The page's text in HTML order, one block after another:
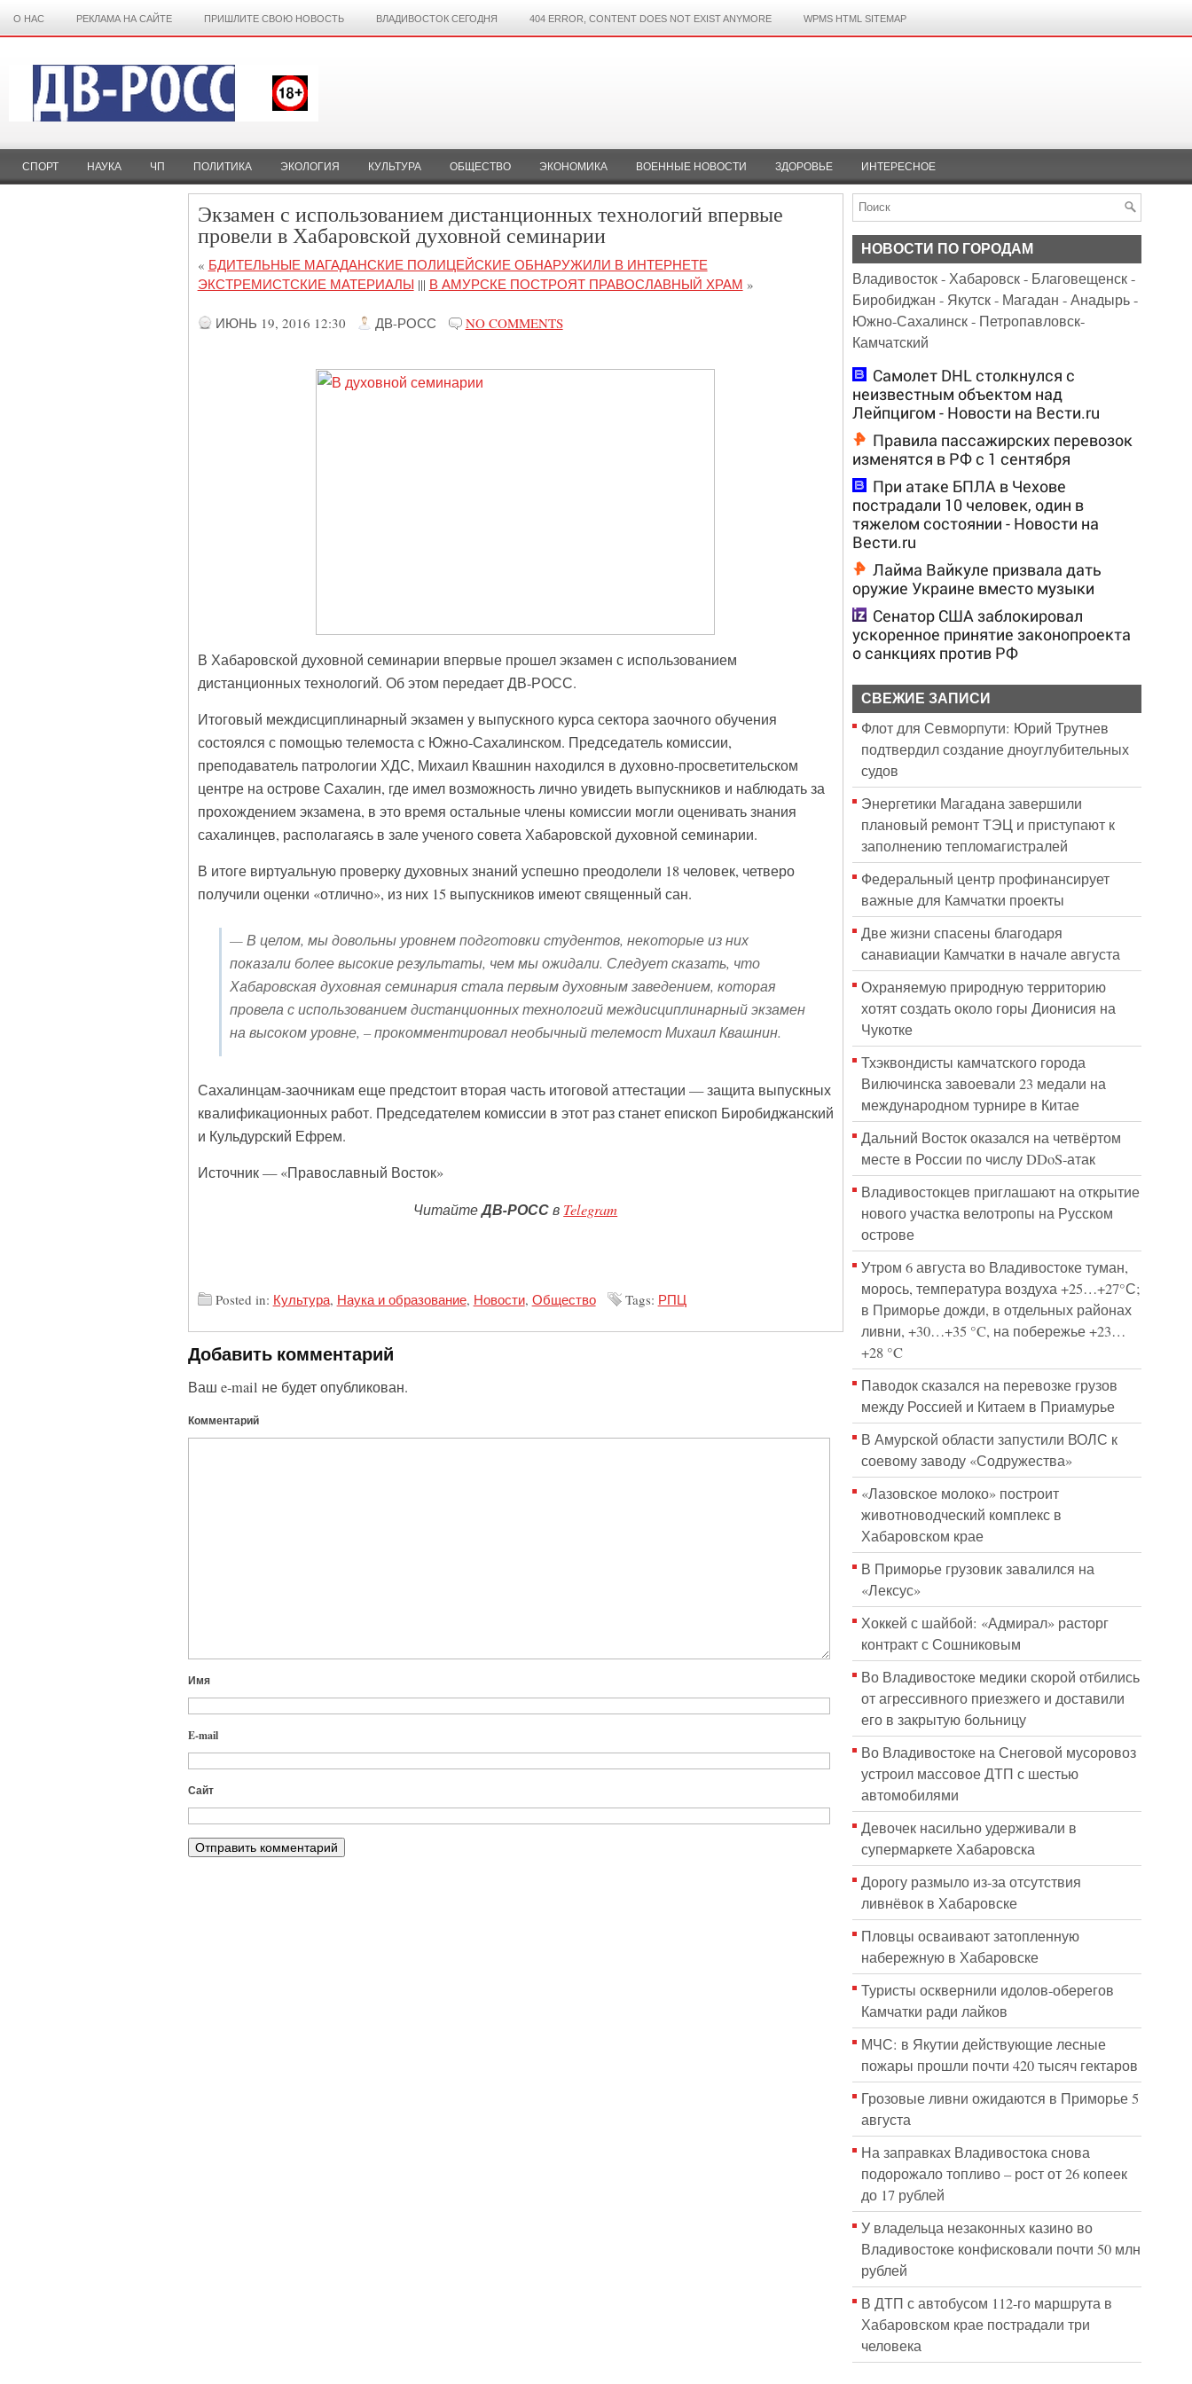
О НАС РЕКЛАМА НА САЙТЕ ПРИШЛИТЕ СВОЮ НОВОСТЬ ВЛАДИВОСТОК СЕГОДНЯ 404 ERROR, CONTENT DOES NOT EXIST ANYMORE WPMS HTML SITEMAP
СПОРТ НАУКА ЧП ПОЛИТИКА ЭКОЛОГИЯ КУЛЬТУРА ОБЩЕСТВО ЭКОНОМИКА ВОЕННЫЕ НОВОСТИ ЗДОРОВЬЕ ИНТЕРЕСНОЕ
Экзамен с использованием дистанционных технологий впервые
провели в Хабаровской духовной семинарии
« БДИТЕЛЬНЫЕ МАГАДАНСКИЕ ПОЛИЦЕЙСКИЕ ОБНАРУЖИЛИ В ИНТЕРНЕТЕ
ЭКСТРЕМИСТСКИЕ МАТЕРИАЛЫ ||| В АМУРСКЕ ПОСТРОЯТ ПРАВОСЛАВНЫЙ ХРАМ »
ИЮНЬ 19, 2016 12:30 ДВ-РОСС NO COMMENTS
В Хабаровской духовной семинарии впервые прошел экзамен с использованием
дистанционных технологий. Об этом передает ДВ-РОСС.
Итоговый междисциплинарный экзамен у выпускного курса сектора заочного обучения
состоялся с помощью телемоста с Южно-Сахалинском. Председатель комиссии,
преподаватель патрологии ХДС, Михаил Квашнин находился в духовно-просветительском
центре на острове Сахалин, где имел возможность лично увидеть выпускников и наблюдать за
прохождением экзамена, в это время остальные члены комиссии могли оценивать знания
сахалинцев, располагаясь в зале ученого совета Хабаровской духовной семинарии.
В итоге виртуальную проверку духовных знаний успешно преодолели 18 человек, четверо
получили оценки «отлично», из них 15 выпускников имеют священный сан.
— В целом, мы довольны уровнем подготовки студентов, некоторые из них
показали более высокие результаты, чем мы ожидали. Следует сказать, что
Хабаровская духовная семинария стала первым духовным заведением, которая
провела с использованием дистанционных технологий междисциплинарный экзамен
на высоком уровне, – прокомментировал необычный телемост Михаил Квашнин.
Сахалинцам-заочникам еще предстоит вторая часть итоговой аттестации — защита выпускных
квалификационных работ. Председателем комиссии в этот раз станет епископ Биробиджанский
и Кульдурский Ефрем.
Источник — «Православный Восток»
ЧитайтеДВ-РОССв Telegram
Posted in: Культура, Наука и образование, Новости, Общество Tags: РПЦ
Добавить комментарий
Ваш e-mail не будет опубликован.
Комментарий
Имя
E-mail
Сайт
НОВОСТИ ПО ГОРОДАМ
Владивосток-Хабаровск- Благовещенск-
Биробиджан - Якутск- Магадан -Анадырь-
Южно-Сахалинск- Петропавловск-
Камчатский
Самолет DHL столкнулся с
неизвестным объектом над
Лейпцигом - Новости на Вести.ru
Правила пассажирских перевозок
изменятся в РФ с 1 сентября
При атаке БПЛА в Чехове
пострадали 10 человек, один в
тяжелом состоянии - Новости на
Вести.ru
Лайма Вайкуле призвала дать
оружие Украине вместо музыки
Сенатор США заблокировал
ускоренное принятие законопроекта
о санкциях против РФ
СВЕЖИЕ ЗАПИСИ
Флот для Севморпути: Юрий Трутнев
подтвердил создание дноуглубительных
судов
Энергетики Магадана завершили
плановый ремонт ТЭЦ и приступают к
заполнению тепломагистралей
Федеральный центр профинансирует
важные для Камчатки проекты
Две жизни спасены благодаря
санавиации Камчатки в начале августа
Охраняемую природную территорию
хотят создать около горы Дионисия на
Чукотке
Тхэквондисты камчатского города
Вилючинска завоевали 23 медали на
международном турнире в Китае
Дальний Восток оказался на четвёртом
месте в России по числу DDoS-атак
Владивостокцев приглашают на открытие
нового участка велотропы на Русском
острове
Утром 6 августа во Владивостоке туман,
морось, температура воздуха +25…+27°С;
в Приморье дожди, в отдельных районах
ливни, +30…+35 °C, на побережье +23…
+28 °C
Паводок сказался на перевозке грузов
между Россией и Китаем в Приамурье
В Амурской области запустили ВОЛС к
соевому заводу «Содружества»
«Лазовское молоко» построит
животноводческий комплекс в
Хабаровском крае
В Приморье грузовик завалился на
«Лексус»
Хоккей с шайбой: «Адмирал» расторг
контракт с Сошниковым
Во Владивостоке медики скорой отбились
от агрессивного приезжего и доставили
его в закрытую больницу
Во Владивостоке на Снеговой мусоровоз
устроил массовое ДТП с шестью
автомобилями
Девочек насильно удерживали в
супермаркете Хабаровска
Дорогу размыло из-за отсутствия
ливнёвок в Хабаровске
Пловцы осваивают затопленную
набережную в Хабаровске
Туристы осквернили идолов-оберегов
Камчатки ради лайков
МЧС: в Якутии действующие лесные
пожары прошли почти 420 тысяч гектаров
Грозовые ливни ожидаются в Приморье 5
августа
На заправках Владивостока снова
подорожало топливо – рост от 26 копеек
до 17 рублей
У владельца незаконных казино во
Владивостоке конфисковали почти 50 млн
рублей
В ДТП с автобусом 112-го маршрута в
Хабаровском крае пострадали три
человека